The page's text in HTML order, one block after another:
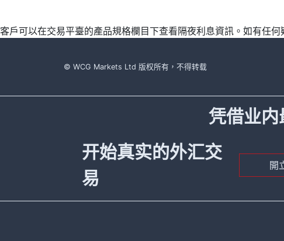
客戶可以在交易平臺的產品規格欄目下查看隔夜利息資訊。如有任何
© WCG Markets Ltd 版权所有，不得转载
凭借业
开始真实的外汇交
易
開